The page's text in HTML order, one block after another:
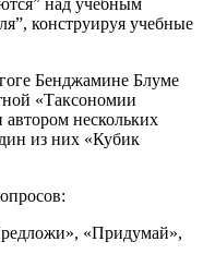
конструируя учебные
Бенджамине Блуме
«Таксономии
нескольких
из них «Кубик
«Придумай»,